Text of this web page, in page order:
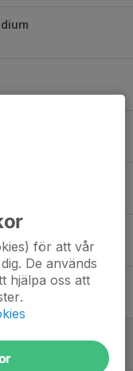
för att vår
De används
hjälpa oss att